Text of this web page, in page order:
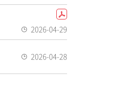
있
음
P
D
F
일
있
등
록
2026-04-29
2026-04-28